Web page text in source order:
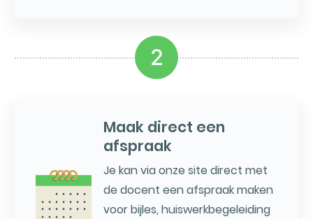
2
Maak direct een
afspraak
Je kan via onze site direct met
de docent een afspraak maken
voor bijles, huiswerkbegeleiding